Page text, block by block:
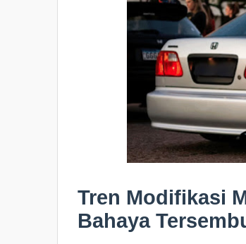
Tren Modifikasi
Bahaya